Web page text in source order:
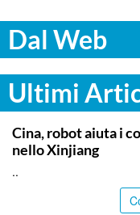
Dal Web
Ultimi
ITALPRESS
Cina, robot aiuta i
nello Xinjiang
..